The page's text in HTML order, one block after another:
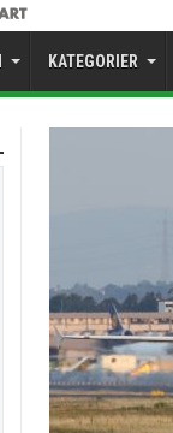
KATEGORIER